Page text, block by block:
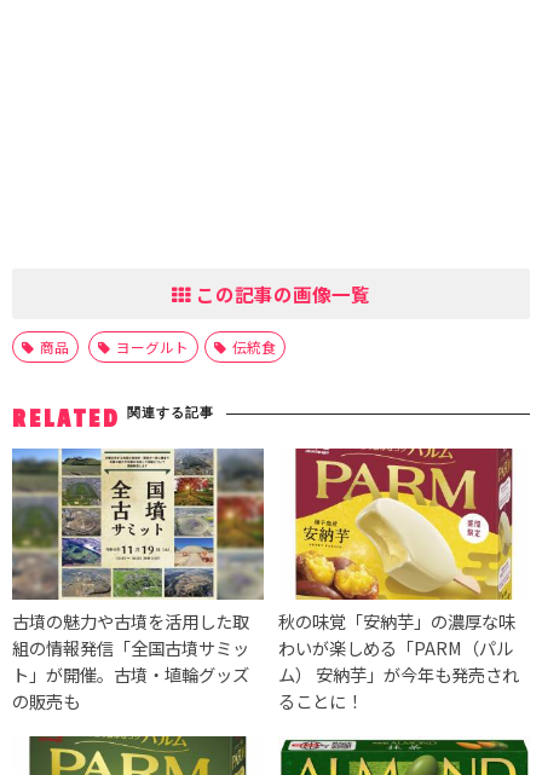
この記事の画像一覧
商品 ヨーグルト 伝統食
RELATED 関連する記事
古墳の魅力や古墳を活用した取
組の情報発信「全国古墳サミッ
ト」が開催。古墳・埴輪グッズ
の販売も
秋の味覚「安納芋」の濃厚な味
わいが楽しめる「PARM（パル
ム） 安納芋」が今年も発売され
ることに！